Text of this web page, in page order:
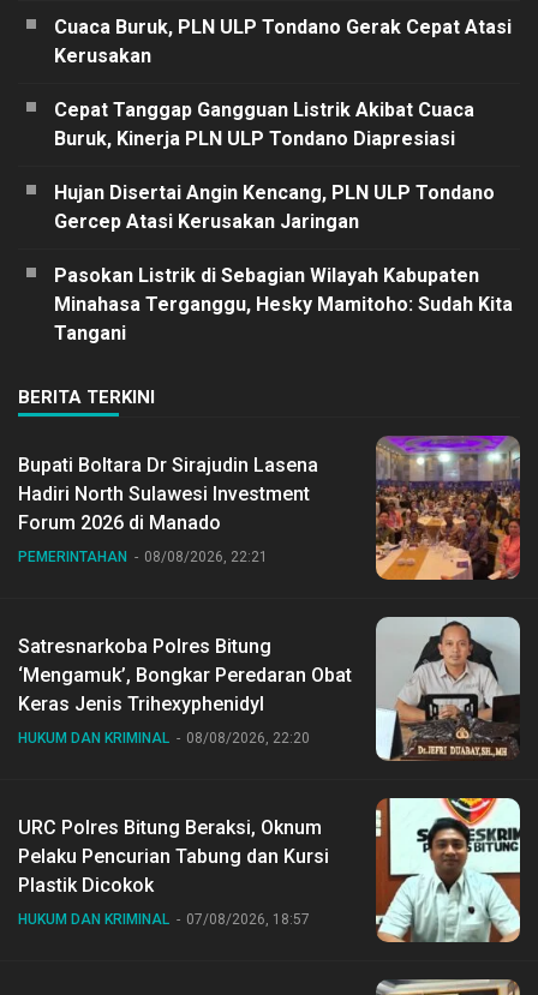
Cuaca Buruk, PLN ULP Tondano Gerak Cepat Atasi
Kerusakan
Cepat Tanggap Gangguan Listrik Akibat Cuaca
Buruk, Kinerja PLN ULP Tondano Diapresiasi
Hujan Disertai Angin Kencang, PLN ULP Tondano
Gercep Atasi Kerusakan Jaringan
Pasokan Listrik di Sebagian Wilayah Kabupaten
Minahasa Terganggu, Hesky Mamitoho: Sudah Kita
Tangani
BERITA TERKINI
Bupati Boltara Dr Sirajudin Lasena
Hadiri North Sulawesi Investment
Forum 2026 di Manado
PEMERINTAHAN 08/08/2026, 22:21
Satresnarkoba Polres Bitung
‘Mengamuk’, Bongkar Peredaran Obat
Keras Jenis Trihexyphenidyl
HUKUM DAN KRIMINAL 08/08/2026, 22:20
URC Polres Bitung Beraksi, Oknum
Pelaku Pencurian Tabung dan Kursi
Plastik Dicokok
HUKUM DAN KRIMINAL 07/08/2026, 18:57